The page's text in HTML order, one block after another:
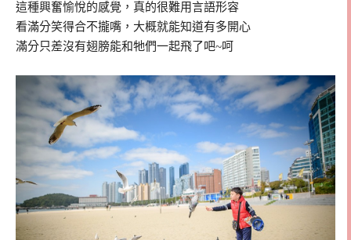
這種興奮愉悅的感覺，真的很難用言語形容
看滿分笑得合不攏嘴，大概就能知道有多開心
滿分只差沒有翅膀能和牠們一起飛了吧~呵